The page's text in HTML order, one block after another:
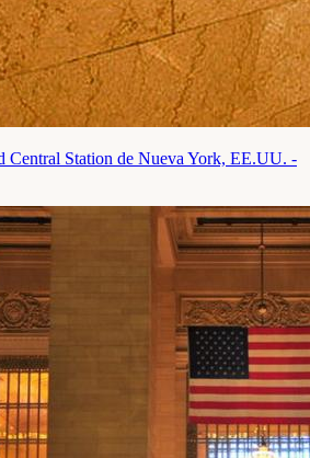
Central Station de Nueva York, EE.UU. -